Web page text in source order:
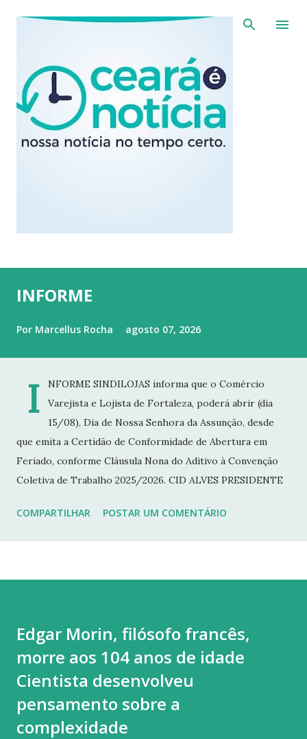
Pular para o conteúdo principal
INFORME
Por Marcellus Rocha agosto 07, 2026
I
NFORME SINDILOJAS informa que o Comércio
Varejista e Lojista de Fortaleza, poderá abrir (dia
15/08), Dia de Nossa Senhora da Assunção, desde
que emita a Certidão de Conformidade de Abertura em
Feriado, conforme Cláusula Nona do Aditivo à Convenção
Coletiva de Trabalho 2025/2026. CID ALVES PRESIDENTE
COMPARTILHAR POSTAR UM COMENTÁRIO
Edgar Morin, filósofo francês,
morre aos 104 anos de idade
Cientista desenvolveu
pensamento sobre a
complexidade